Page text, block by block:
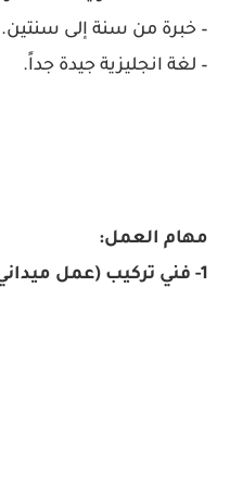
– خبرة من سنة إلى سنتين.
– لغة انجليزية جيدة جداً.
مهام العمل:
1- فني تركيب (عمل ميداني):